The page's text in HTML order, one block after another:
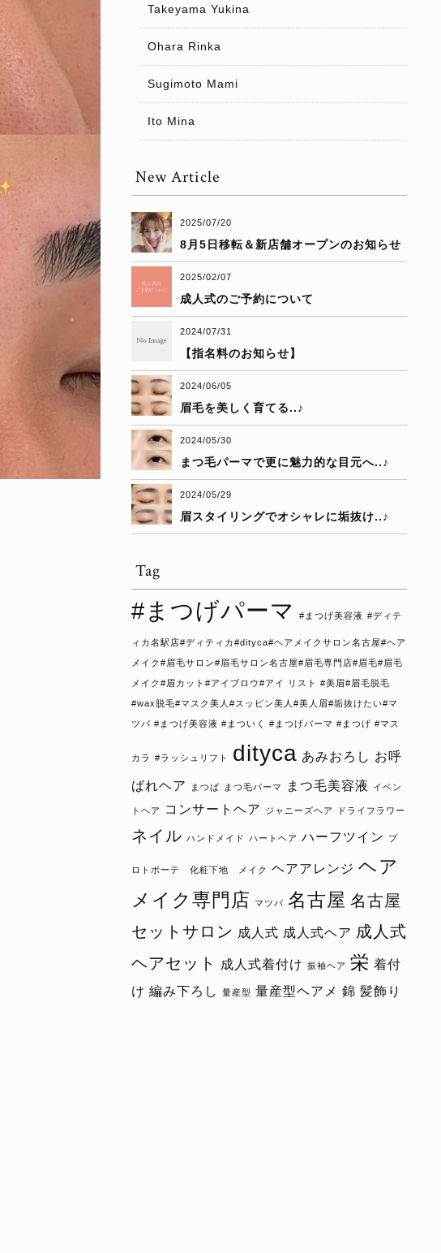
Takeyama Yukina
Ohara Rinka
Sugimoto Mami
Ito Mina
New Article
2025/07/20
8月5日移転＆新店舗オープンのお知らせ
2025/02/07
成人式のご予約について
2024/07/31
【指名料のお知らせ】
2024/06/05
眉毛を美しく育てる..♪
2024/05/30
まつ毛パーマで更に魅力的な目元へ..♪
2024/05/29
眉スタイリングでオシャレに垢抜け..♪
Tag
#まつげパーマ #まつげ美容液 #ディテ
ィカ名駅店#ディティカ#dityca#ヘアメイクサロン名古屋#ヘア
メイク#眉毛サロン#眉毛サロン名古屋#眉毛専門店#眉毛#眉毛
メイク#眉カット#アイブロウ#アイ リスト #美眉#眉毛脱毛
#wax脱毛#マスク美人#スッピン美人#美人眉#垢抜けたい#マ
ツパ #まつげ美容液 #まついく #まつげパーマ #まつげ #マス
カラ #ラッシュリフト dityca あみおろし お呼
ばれヘア
まつぱ まつ毛パーマ まつ毛美容液 イベン
トヘア コンサートヘア ジャニーズヘア ドライフラワー
ネイル ハンドメイド ハートヘア ハーフツイン プ
ロトボーテ 化粧下地 メイク ヘアアレンジ ヘア
メイク専門店 マツパ 名古屋 名古屋
セットサロン 成人式 成人式ヘア 成人式
ヘアセット
成人式着付け 振袖ヘア 栄 着付
け 編み下ろし 量産型 量産型ヘアメ 錦 髪飾り